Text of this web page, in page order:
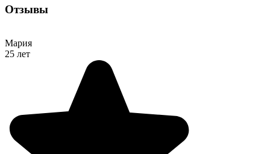
Отзывы
Мария
25 лет